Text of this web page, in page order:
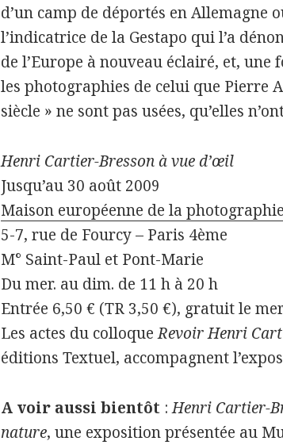
d’un camp de déportés en Allemagne
l’indicatrice de la Gestapo qui l’a
de l’Europe à nouveau éclairé, et, une
les photographies de celui que Pierre
siècle » ne sont pas usées, qu’elles
Henri Cartier-Bresson à vue d’œil
Jusqu’au 30 août 2009
Maison européenne de la photographie
5-7, rue de Fourcy – Paris 4ème
M° Saint-Paul et Pont-Marie
Du mer. au dim. de 11 h à 20 h
Entrée 6,50 € (TR 3,50 €), gratuit le
Les actes du colloqueRevoir Henri
éditions Textuel, accompagnent
A voir aussi bientôt :Henri Cartier-
nature, une exposition présentée au